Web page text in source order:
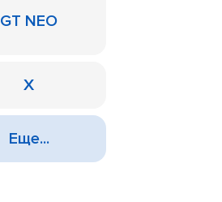
GT NEO
X
Еще...